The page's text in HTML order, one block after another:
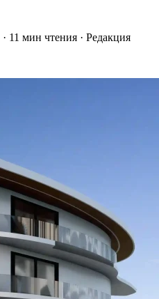
· 11 мин чтения · Редакция